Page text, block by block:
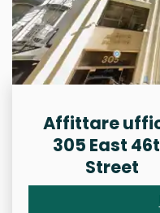
Affittare
305 East
Street